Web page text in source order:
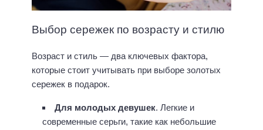
Выбор сережек по возрасту и стилю
Возраст и стиль — два ключевых фактора,
которые стоит учитывать при выборе золотых
сережек в подарок.
Для молодых девушек. Легкие и
современные серьги, такие как небольшие